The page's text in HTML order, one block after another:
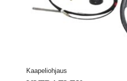
Kaapeliohjaus